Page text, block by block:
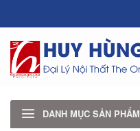
nội
dung
DANH MỤC SẢN PHẨM